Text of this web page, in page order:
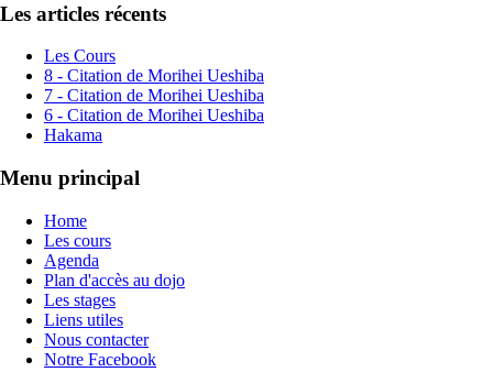
Les articles récents
Les Cours
8 - Citation de Morihei Ueshiba
7 - Citation de Morihei Ueshiba
6 - Citation de Morihei Ueshiba
Hakama
Menu principal
Home
Les cours
Agenda
Plan d'accès au dojo
Les stages
Liens utiles
Nous contacter
Notre Facebook